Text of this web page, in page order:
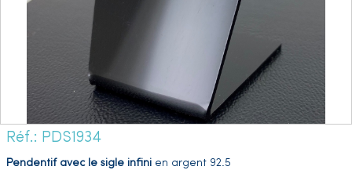
Réf.: PDS1934
Pendentif avec le sigle infini en argent 92.5